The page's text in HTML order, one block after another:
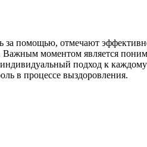
за помощью, отмечают
Важным моментом является
подход к каждому
в процессе выздоровления.